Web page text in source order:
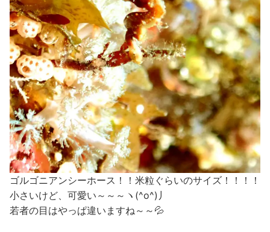
ゴルゴニアンシーホース！！米粒ぐらいのサイズ！！！！
小さいけど、可愛い～～～ヽ(^o^)丿
若者の目はやっぱ違いますね～～💦